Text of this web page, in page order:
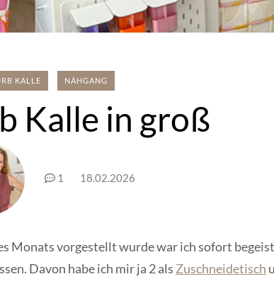
KALLE NÄHGANG
Kalle in groß
1 18.02.2026
Monats vorgestellt wurde war ich sofort
Davon habe ich mir ja 2 als Zuschneidetisch